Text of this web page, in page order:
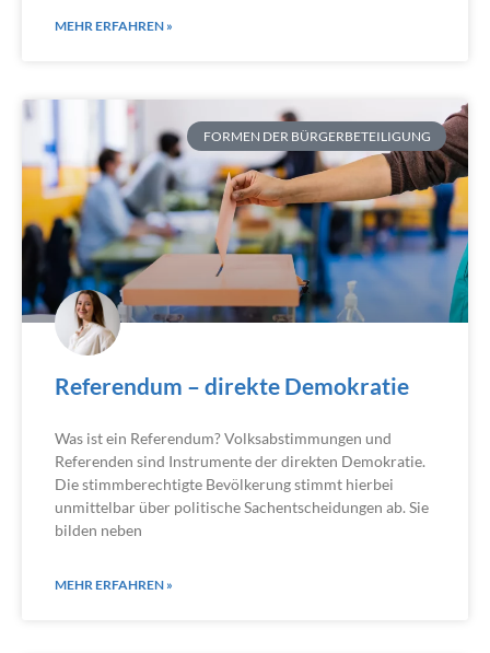
MEHR ERFAHREN »
FORMEN DER BÜRGERBETEILIGUNG
Referendum – direkte Demokratie
Was ist ein Referendum? Volksabstimmungen und
Referenden sind Instrumente der direkten Demokratie.
Die stimmberechtigte Bevölkerung stimmt hierbei
unmittelbar über politische Sachentscheidungen ab. Sie
bilden neben
MEHR ERFAHREN »